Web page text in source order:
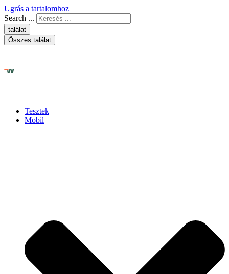
Ugrás a tartalomhoz
Search ...
találat
Összes találat
Tesztek
Mobil